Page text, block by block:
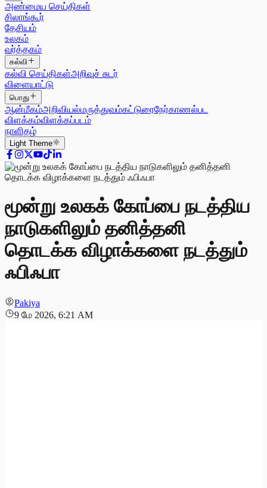
அண்மைய செய்திகள்
சிலாங்கூர்
தேசியம்
உலகம்
வர்த்தகம்
கல்வி
கல்வி செய்திகள்அறிவுச் சுடர்
விளையாட்டு
பொது
ஆன்மீகம்அறிவியல்மருத்துவம்கட்டுரைநேர்காணல்பட
விளக்கம்விளக்கப்படம்
நாளிதழ்
Light Theme
மூன்று உலகக் கோப்பை நடத்திய
நாடுகளிலும் தனித்தனி
தொடக்க விழாக்களை நடத்தும்
ஃபிஃபா
Pakiya
9 மே 2026, 6:21 AM